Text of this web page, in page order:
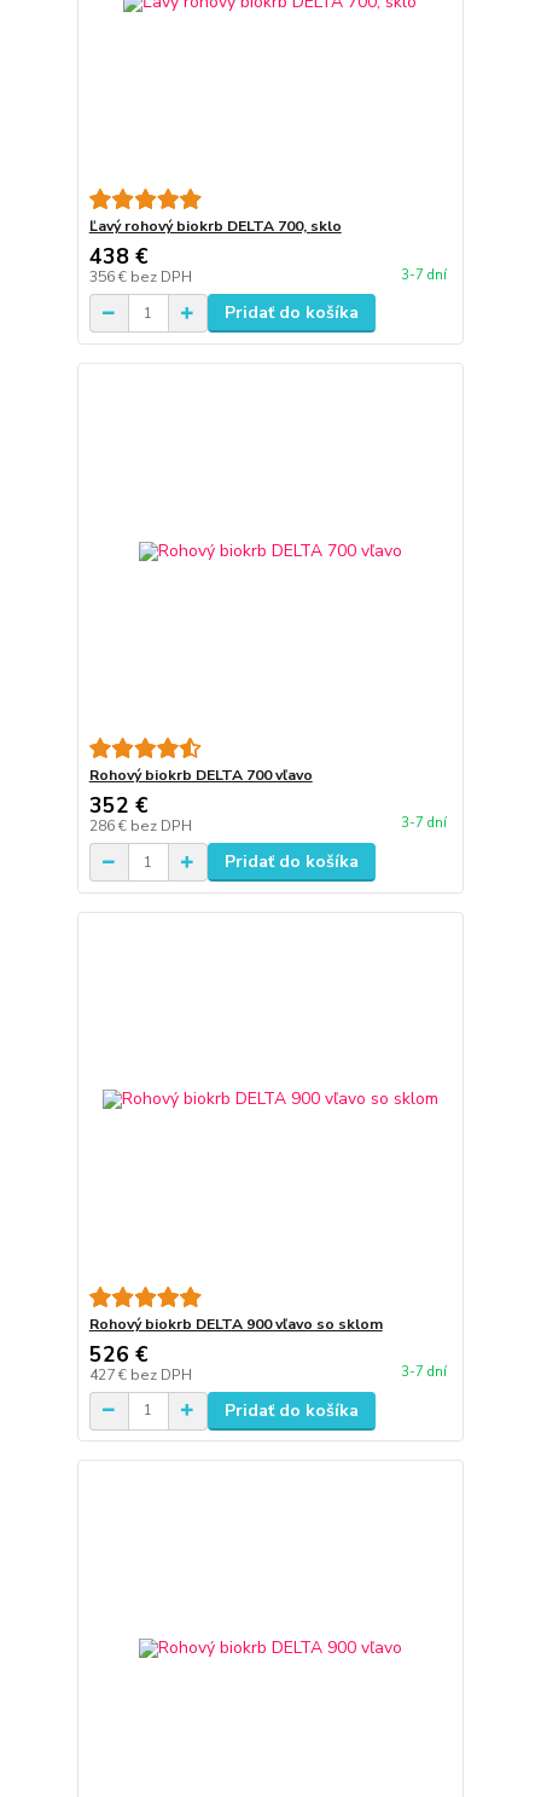
Ľavý rohový biokrb DELTA 700, sklo
438 €
356 € bez DPH 3-7 dní
Pridať do košíka
Rohový biokrb DELTA 700 vľavo
352 €
286 € bez DPH 3-7 dní
Pridať do košíka
Rohový biokrb DELTA 900 vľavo so sklom
526 €
427 € bez DPH 3-7 dní
Pridať do košíka